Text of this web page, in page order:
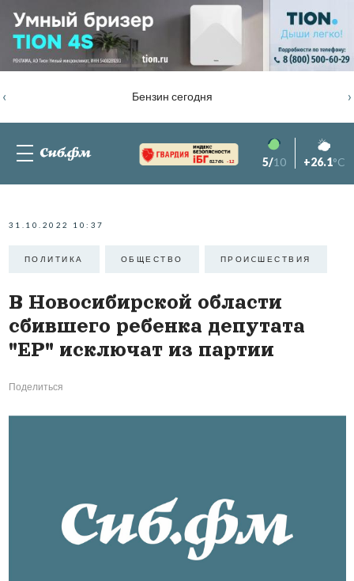
Бензин сегодня
‹ ›
82.76% -1.2 5/10 +26.1°C
31.10.2022 10:37
ПОЛИТИКА ОБЩЕСТВО ПРОИCШЕСТВИЯ
В Новосибирской области
сбившего ребенка депутата
"ЕР" исключат из партии
Поделиться